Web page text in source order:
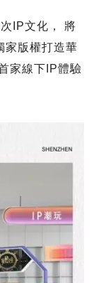
IP文化， 將
家版權打造華
家線下IP體驗